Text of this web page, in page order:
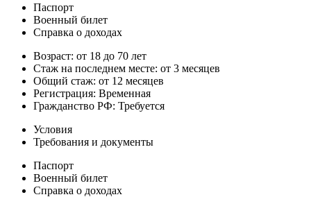
Паспорт
Военный билет
Справка о доходах
Возраст: от 18 до 70 лет
Стаж на последнем месте: от 3 месяцев
Общий стаж: от 12 месяцев
Регистрация: Временная
Гражданство РФ: Требуется
Условия
Требования и документы
Паспорт
Военный билет
Справка о доходах